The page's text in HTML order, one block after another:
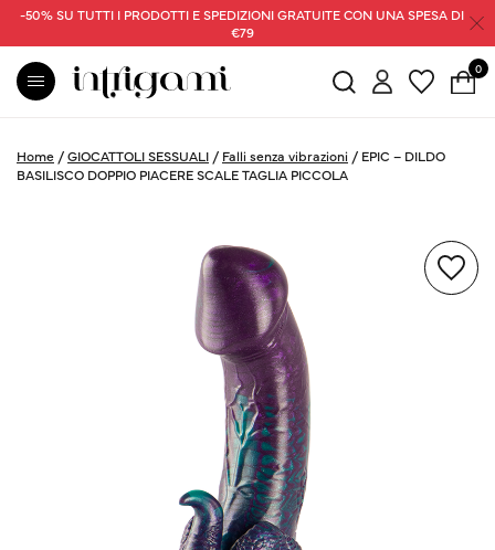
-50% SU TUTTI I PRODOTTI E SPEDIZIONI GRATUITE CON UNA SPESA DI
€79
0
Home /GIOCATTOLI SESSUALI / Falli senza vibrazioni / EPIC – DILDO
BASILISCO DOPPIO PIACERE SCALE TAGLIA PICCOLA